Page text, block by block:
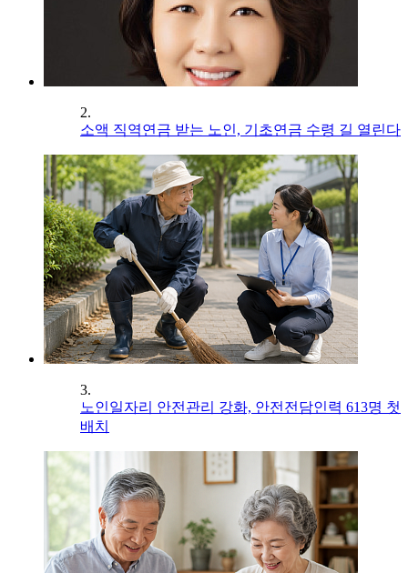
2.
소액 직역연금 받는 노인, 기초연금 수령 길 열린다
3.
노인일자리 안전관리 강화, 안전전담인력 613명 첫
배치